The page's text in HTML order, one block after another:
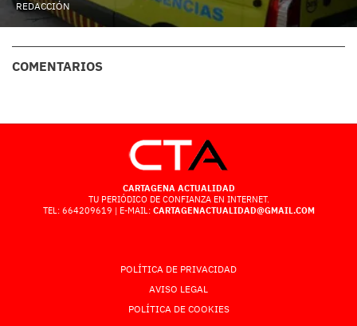
REDACCIÓN
COMENTARIOS
CARTAGENA ACTUALIDAD
TU PERIÓDICO DE CONFIANZA EN INTERNET.
TEL: 664209619 | E-MAIL: CARTAGENACTUALIDAD@GMAIL.COM
POLÍTICA DE PRIVACIDAD
AVISO LEGAL
POLÍTICA DE COOKIES